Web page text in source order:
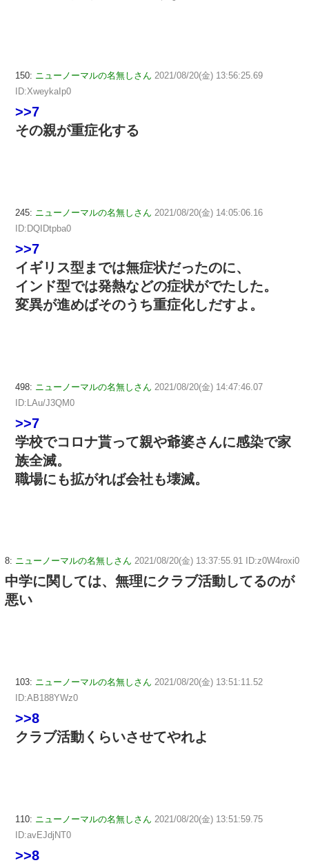
150: ニューノーマルの名無しさん 2021/08/20(金) 13:56:25.69
ID:XweykaIp0
>>7
その親が重症化する
245: ニューノーマルの名無しさん 2021/08/20(金) 14:05:06.16
ID:DQIDtpba0
>>7
イギリス型までは無症状だったのに、
インド型では発熱などの症状がでたした。
変異が進めばそのうち重症化しだすよ。
498: ニューノーマルの名無しさん 2021/08/20(金) 14:47:46.07
ID:LAu/J3QM0
>>7
学校でコロナ貰って親や爺婆さんに感染で家
族全滅。
職場にも拡がれば会社も壊滅。
8: ニューノーマルの名無しさん 2021/08/20(金) 13:37:55.91 ID:z0W4roxi0
中学に関しては、無理にクラブ活動してるのが
悪い
103: ニューノーマルの名無しさん 2021/08/20(金) 13:51:11.52
ID:AB188YWz0
>>8
クラブ活動くらいさせてやれよ
110: ニューノーマルの名無しさん 2021/08/20(金) 13:51:59.75
ID:avEJdjNT0
>>8